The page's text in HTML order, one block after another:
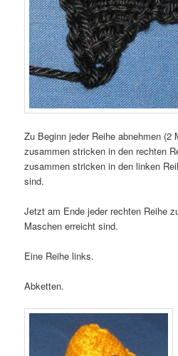
Zu Beginn jeder Reihe abnehmen (2
zusammen stricken in den rechten
zusammen stricken in den linken
sind.
Jetzt am Ende jeder rechten Reihe
Maschen erreicht sind.
Eine Reihe links.
Abketten.